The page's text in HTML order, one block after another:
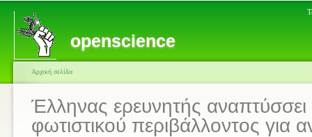
openscience
Αρχική σελίδα
Έλληνας ερευνητής αναπτύσσει
φωτιστικού περιβάλλοντος για